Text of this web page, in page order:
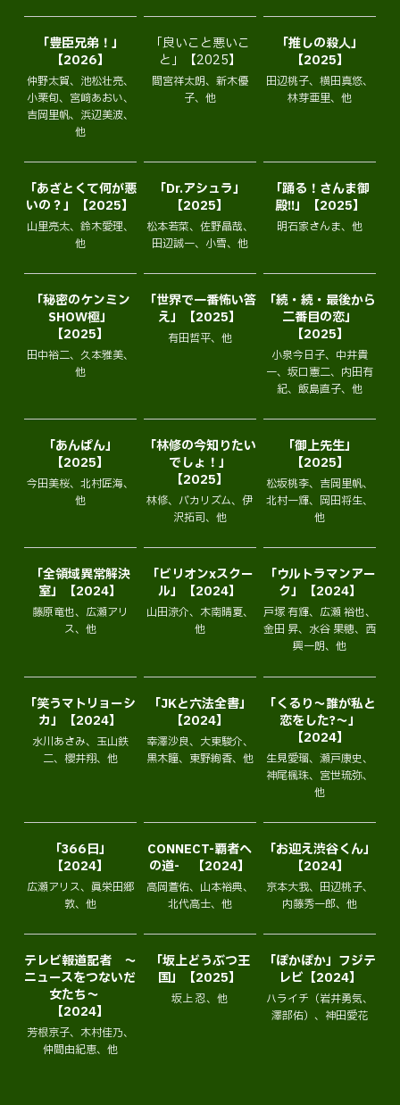
「豊臣兄弟！」
【2026】
仲野太賀、池松壮亮、
小栗旬、宮﨑あおい、
吉岡里帆、浜辺美波、
他
「良いこと悪いこ
と」【2025】
間宮祥太朗、新木優
子、他
「推しの殺人」
【2025】
田辺桃子、横田真悠、
林芽亜里、他
「あざとくて何が悪
いの？」【2025】
山里亮太、鈴木愛理、
他
「Dr.アシュラ」
【2025】
松本若菜、佐野晶哉、
田辺誠一、小雪、他
「踊る！さんま御
殿!!」【2025】
明石家さんま、他
「秘密のケンミン
SHOW極」
【2025】
田中裕二、久本雅美、
他
「世界で一番怖い答
え」【2025】
有田哲平、他
「続・続・最後から
二番目の恋」
【2025】
小泉今日子、中井貴
一、坂口憲二、内田有
紀、飯島直子、他
「あんぱん」
【2025】
今田美桜、北村匠海、
他
「林修の今知りたい
でしょ！」
【2025】
林修、バカリズム、伊
沢拓司、他
「御上先生」
【2025】
松坂桃李、吉岡里帆、
北村一輝、岡田将生、
他
「全領域異常解決
室」【2024】
藤原竜也、広瀬アリ
ス、他
「ビリオンxスクー
ル」【2024】
山田涼介、木南晴夏、
他
「ウルトラマンアー
ク」【2024】
戸塚 有輝、広瀬 裕也、
金田 昇、水谷 果穂、西
興一朗、他
「笑うマトリョーシ
カ」【2024】
水川あさみ、玉山鉄
二、櫻井翔、他
「JKと六法全書」
【2024】
幸澤沙良、大東駿介、
黒木瞳、東野絢香、他
「くるり〜誰が私と
恋をした?〜」
【2024】
生見愛瑠、瀬戸康史、
神尾楓珠、宮世琉弥、
他
「366日」
【2024】
広瀬アリス、眞栄田郷
敦、他
CONNECT-覇者へ
の道- 【2024】
高岡蒼佑、山本裕典、
北代高士、他
「お迎え渋谷くん」
【2024】
京本大我、田辺桃子、
内藤秀一郎、他
テレビ報道記者 ～
ニュースをつないだ
女たち～
【2024】
芳根京子、木村佳乃、
仲間由紀恵、他
「坂上どうぶつ王
国」【2025】
坂上 忍、他
「ぽかぽか」フジテ
レビ【2024】
ハライチ（岩井勇気、
澤部佑）、神田愛花